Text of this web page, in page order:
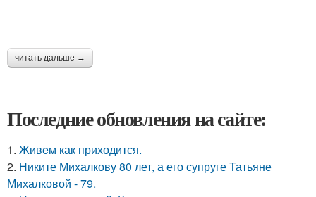
читать дальше →
Последние обновления на сайте:
1. Живeм как приходится.
2. Никите Михалкову 80 лет, а его супруге Татьяне
Михалковой - 79.